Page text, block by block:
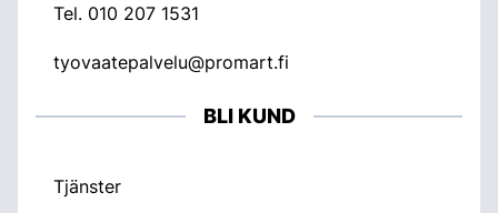
Tel. 010 207 1531
tyovaatepalvelu@promart.fi
BLI KUND
Tjänster